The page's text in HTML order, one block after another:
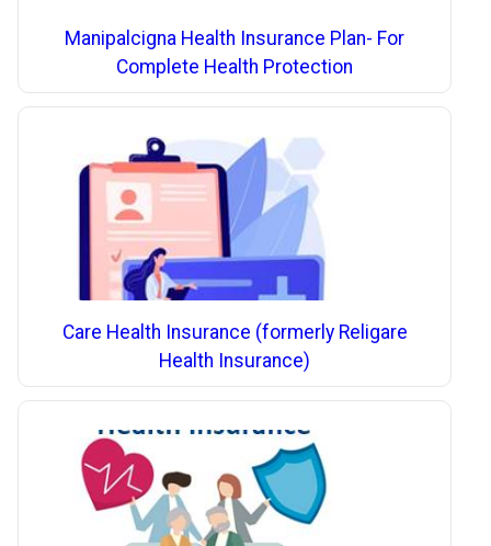
Manipalcigna Health Insurance Plan- For
Complete Health Protection
Care Health Insurance (formerly Religare
Health Insurance)